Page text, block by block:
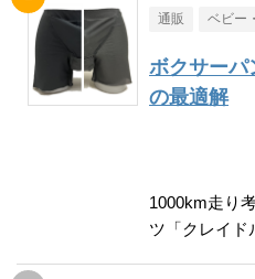
通販 ベビー
ボクサーパ
の最適解
1000km走り
ツ「クレイド